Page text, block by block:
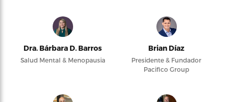
Dra. Bárbara D. Barros
Salud Mental & Menopausia
Brian Díaz
Presidente & Fundador
Pacifico Group